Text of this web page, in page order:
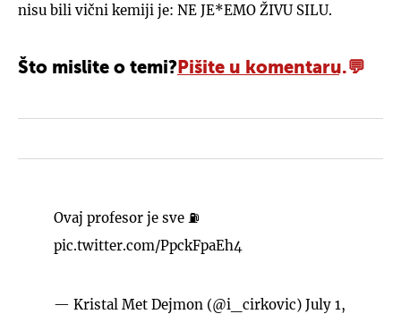
nisu bili vični kemiji je: NE JE*EMO ŽIVU SILU.
Što mislite o temi? Pišite u komentaru.
Ovaj profesor je sve ⛽️
pic.twitter.com/PpckFpaEh4
— Kristal Met Dejmon (@i_cirkovic) July 1,